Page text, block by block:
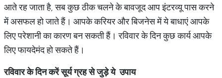
आते रह जाता है, सब कुछ ठीक चलने के बावजूद आप इंटरव्यू पास करने
में असफल हो जाते हैं। आपके करियर और बिजनेस में ये बाधाएं आपके
लिए परेशानी का कारण बन सकती हैं। रविवार के दिन कुछ कार्य आपके
लिए फायदेमंद हो सकते हैं।
रविवारकेदिनकरेंसूर्यग्रहसेजुड़ेये उपाय